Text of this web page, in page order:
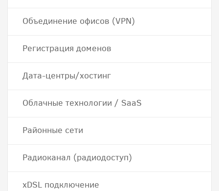
Объединение офисов (VPN)
Регистрация доменов
Дата-центры/хостинг
Облачные технологии / SaaS
Районные сети
Радиоканал (радиодоступ)
хDSL подключение